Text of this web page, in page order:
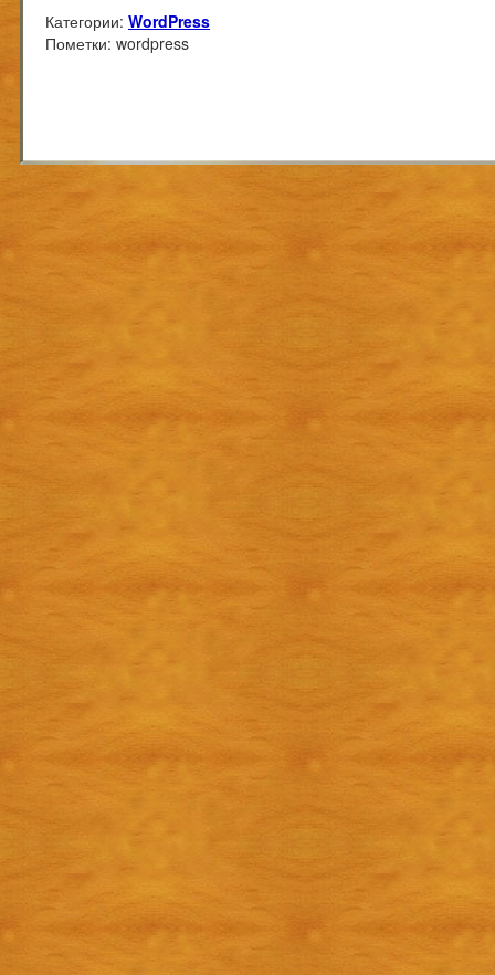
Категории: WordPress
Пометки: wordpress